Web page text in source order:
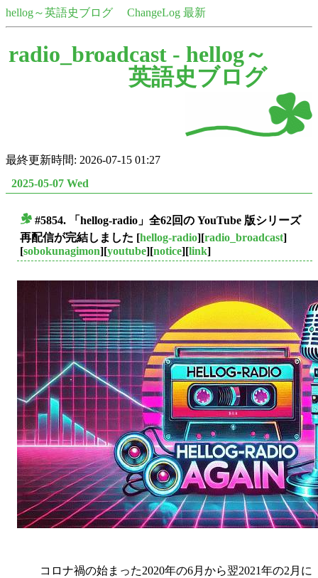
hellog～英語史ブログ ChangeLog 最新
radio_broadcast - hellog～
英語史ブログ
最終更新時間: 2026-07-15 01:27
2025-05-07 Wed
#5854. 「hellog-radio」全62回の YouTube 版シリーズ
再配信が完結しました [hellog-radio][radio_broadcast]
[sobokunagimon][youtube][notice][link]
コロナ禍の始まった2020年の6月から翌2021年の2月に